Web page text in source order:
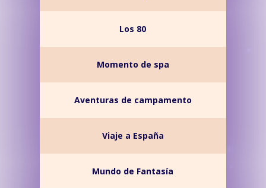
Los 80
Momento de spa
Aventuras de campamento
Viaje a España
Mundo de Fantasía